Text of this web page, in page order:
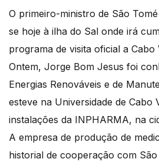
O primeiro-ministro de São
se hoje à ilha do Sal onde irá
programa de visita oficial a Cabo
Ontem, Jorge Bom Jesus foi
Energias Renováveis e de
esteve na Universidade de Cabo
instalações da INPHARMA, na
A empresa de produção de
historial de cooperação com